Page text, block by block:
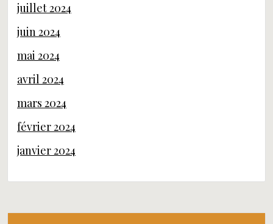
juillet 2024
juin 2024
mai 2024
avril 2024
mars 2024
février 2024
janvier 2024